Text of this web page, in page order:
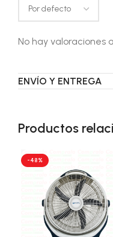
No hay valoraciones
ENVÍO Y ENTREGA
Productos
-48%